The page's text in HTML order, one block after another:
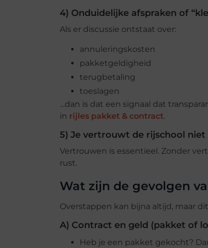
4) Onduidelijke afspraken of
Als er discussie ontstaat over:
annuleringskosten
pakketgeldigheid
terugbetaling
toeslagen
…dan is dat een signaal dat
in rijles pakket & contract.
5) Je vertrouwt de rijschool niet
Vertrouwen is essentieel. Zonder
rust.
Wat zijn de gevolgen
Overstappen kan bijna altijd, maar
A) Contract en geld (pakket of
Heb je een pakket gekocht?